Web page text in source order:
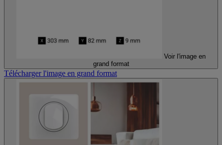
Voir l'image en
grand format
Télécharger l'image en grand format